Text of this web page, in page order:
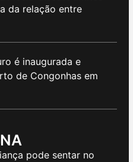
da relação entre
é inaugurada e
de Congonhas em
pode sentar no